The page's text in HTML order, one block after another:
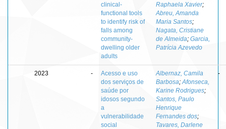
clinical-
functional tools
to identify risk of
falls among
community-
dwelling older
adults
Raphaela Xavier;
Abreu, Amanda
Maria Santos;
Nagata, Cristiane
de Almeida; Garcia,
Patrícia Azevedo
2023 -
Acesso e uso
dos serviços de
saúde por
idosos segundo
a
vulnerabilidade
social
Albernaz, Camila
Barbosa; Afonseca,
Karine Rodrigues;
Santos, Paulo
Henrique
Fernandes dos;
Tavares, Darlene
-